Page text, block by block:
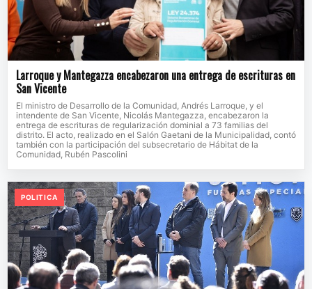
Larroque y Mantegazza encabezaron una entrega de escrituras en
San Vicente
El ministro de Desarrollo de la Comunidad, Andrés Larroque, y el
intendente de San Vicente, Nicolás Mantegazza, encabezaron la
entrega de escrituras de regularización dominial a 73 familias del
distrito. El acto, realizado en el Salón Gaetani de la Municipalidad, contó
también con la participación del subsecretario de Hábitat de la
Comunidad, Rubén Pascolini
POLITICA